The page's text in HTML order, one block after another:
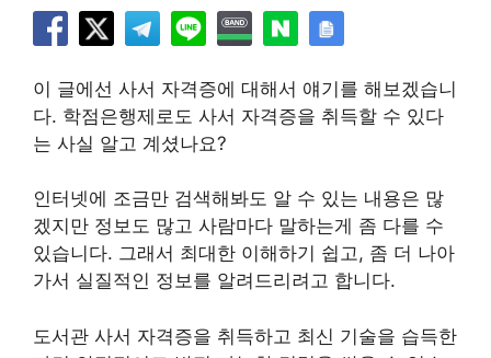
이 글에선 사서 자격증에 대해서 얘기를 해보겠습니
다. 학점은행제로도 사서 자격증을 취득할 수 있다
는 사실 알고 계셨나요?
인터넷에 조금만 검색해봐도 알 수 있는 내용은 많
겠지만 정보도 많고 사람마다 말하는게 좀 다를 수
있습니다. 그래서 최대한 이해하기 쉽고, 좀 더 나아
가서 실질적인 정보를 알려드리려고 합니다.
도서관 사서 자격증을 취득하고 최신 기술을 습득한